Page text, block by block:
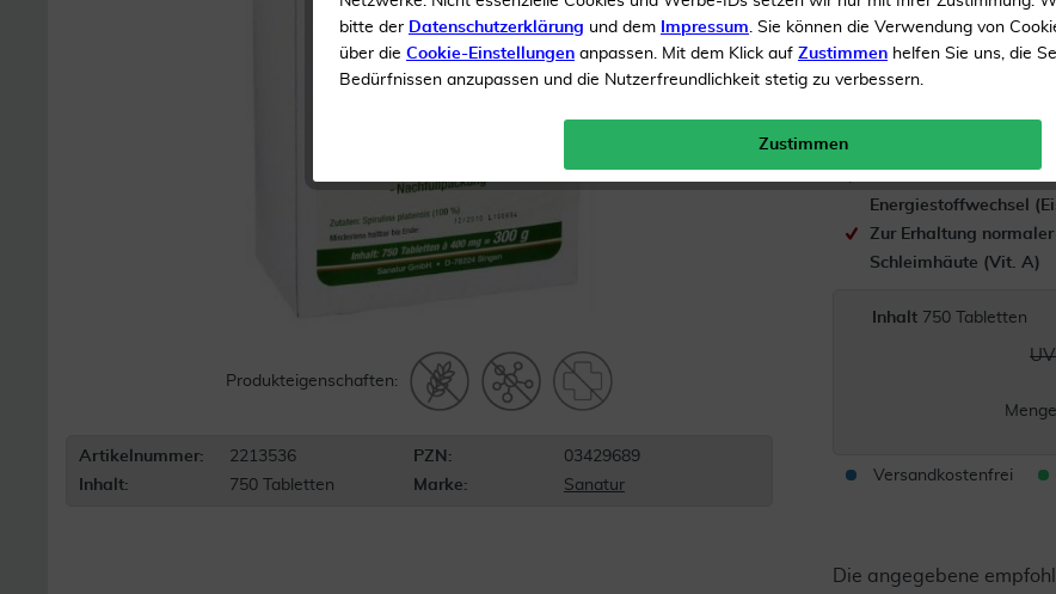
Zu einer normalen
Immunsystems (Vit. A,
(Eisen)
Energiestoffwechsel
Zur Erhaltung
Schleimhäute (Vit. A)
Produkteigenschaften:
Artikelnummer: 2213536 PZN:
03429689
Inhalt:
750 Tabletten Marke: Sanatur
Inhalt750 Tabletten
Versandkostenfrei
Die angegebene
bitte der Datenschutzerklärung und dem Impressum. Sie können die Verwendung von
über die Cookie-Einstellungen anpassen. Mit dem Klick auf Zustimmen helfen Sie uns, die
Bedürfnissen anzupassen und die Nutzerfreundlichkeit stetig zu verbessern.
Zustimmen